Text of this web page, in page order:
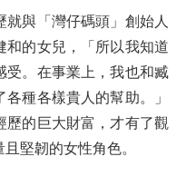
與「灣仔碼頭」創始人
和的女兒，「所以我知道
受。在事業上，我也和臧
種各樣貴人的幫助。」
歷的巨大財富，才有了觀
堅韌的女性角色。